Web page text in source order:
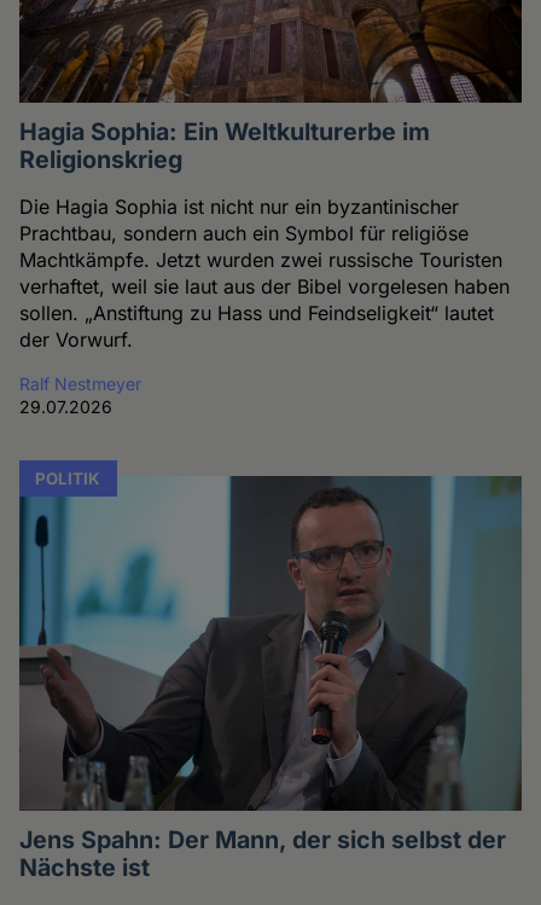
Hagia Sophia: Ein Weltkulturerbe im
Religionskrieg
Die Hagia Sophia ist nicht nur ein byzantinischer
Prachtbau, sondern auch ein Symbol für religiöse
Machtkämpfe. Jetzt wurden zwei russische Touristen
verhaftet, weil sie laut aus der Bibel vorgelesen haben
sollen. „Anstiftung zu Hass und Feindseligkeit“ lautet
der Vorwurf.
Ralf Nestmeyer
29.07.2026
POLITIK
Jens Spahn: Der Mann, der sich selbst der
Nächste ist